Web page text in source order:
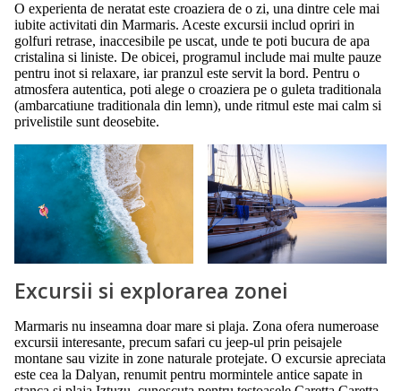
O experienta de neratat este croaziera de o zi, una dintre cele mai
iubite activitati din Marmaris. Aceste excursii includ opriri in
golfuri retrase, inaccesibile pe uscat, unde te poti bucura de apa
cristalina si liniste. De obicei, programul include mai multe pauze
pentru inot si relaxare, iar pranzul este servit la bord. Pentru o
atmosfera autentica, poti alege o croaziera pe o guleta traditionala
(ambarcatiune traditionala din lemn), unde ritmul este mai calm si
privelistile sunt deosebite.
Excursii si explorarea zonei
Marmaris nu inseamna doar mare si plaja. Zona ofera numeroase
excursii interesante, precum safari cu jeep-ul prin peisajele
montane sau vizite in zone naturale protejate. O excursie apreciata
este cea la Dalyan, renumit pentru mormintele antice sapate in